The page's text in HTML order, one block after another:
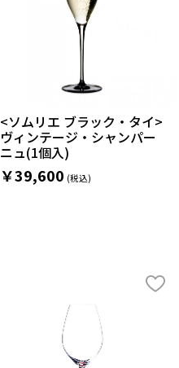
<ソムリエ ブラック・タイ>
ヴィンテージ・シャンパー
ニュ(1個入)
￥39,600